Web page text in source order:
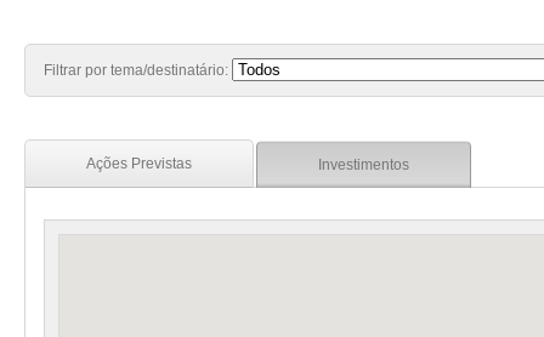
Filtrar por tema/destinatário:
Ações Previstas Investimentos